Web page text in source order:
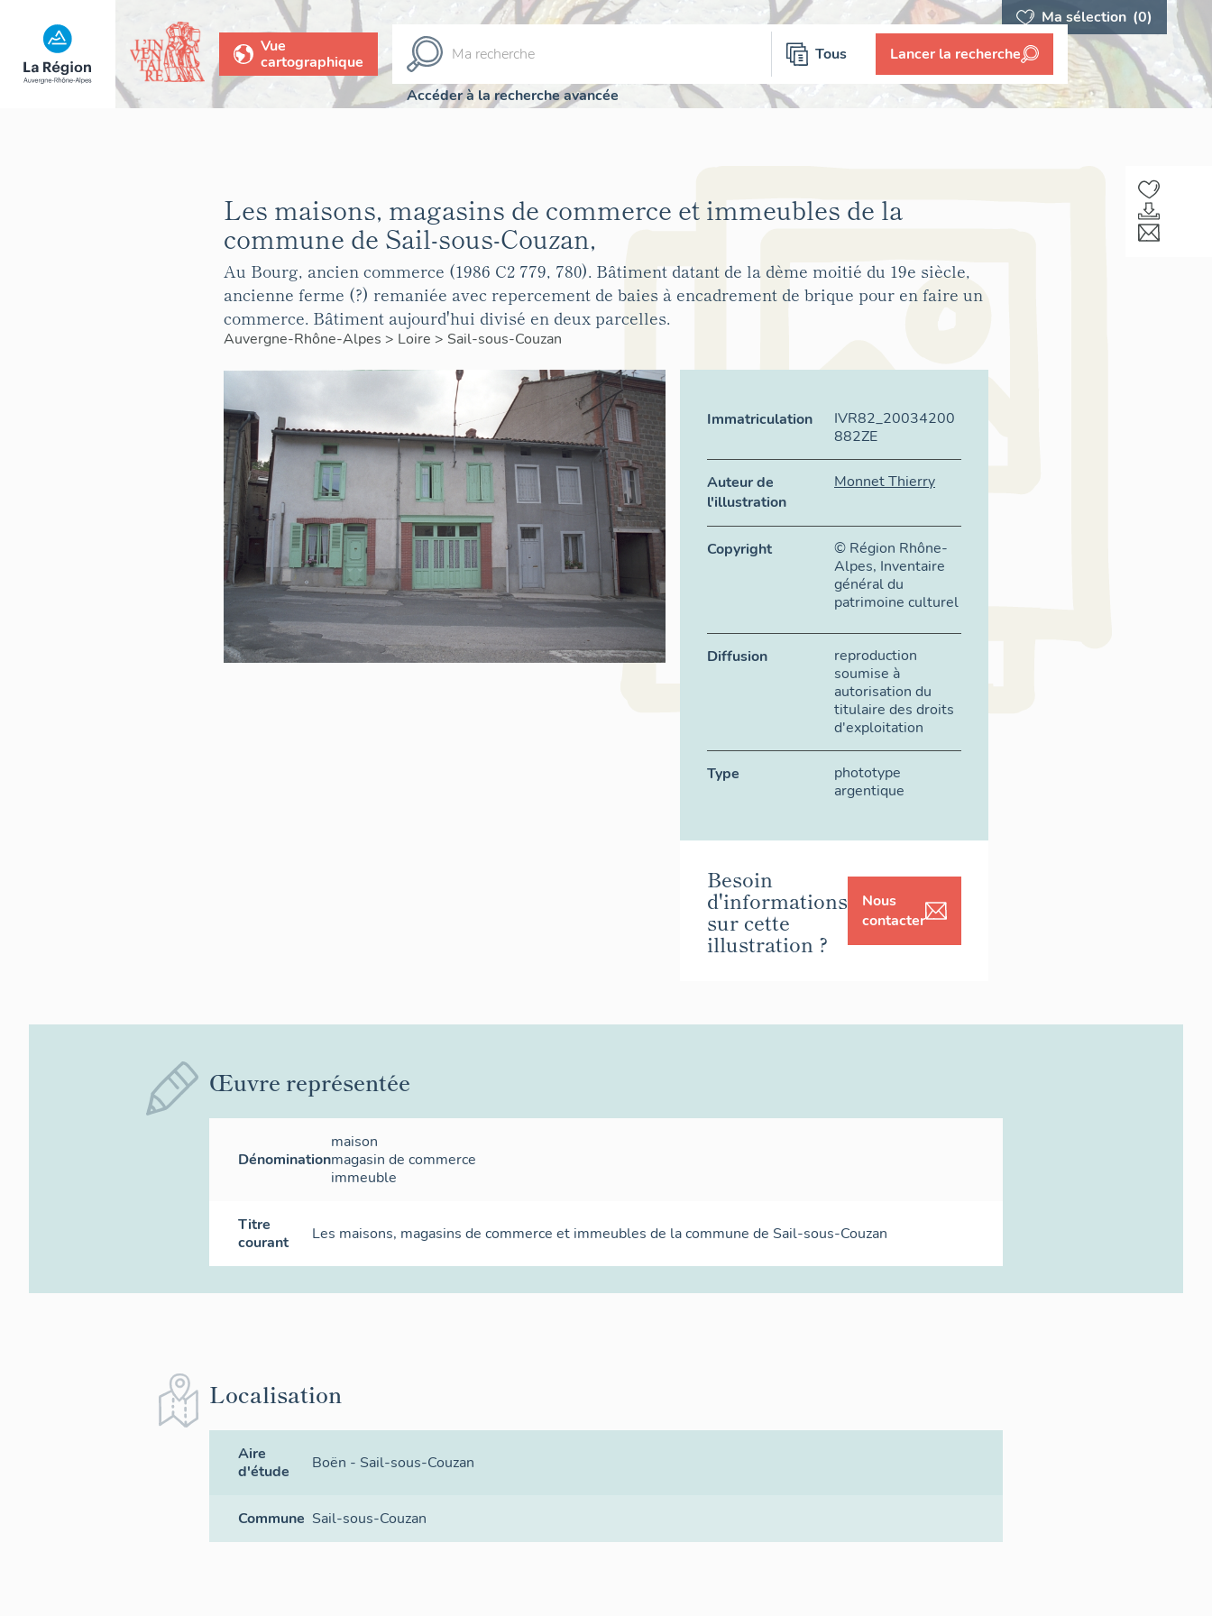
Ma sélection (0)
Vue
cartographique
Tous Lancer la recherche
Accéder à la recherche avancée
Les maisons, magasins de commerce et immeubles de la
commune de Sail-sous-Couzan,
Au Bourg, ancien commerce (1986 C2 779, 780). Bâtiment datant de la dème moitié du 19e siècle,
ancienne ferme (?) remaniée avec repercement de baies à encadrement de brique pour en faire un
commerce. Bâtiment aujourd'hui divisé en deux parcelles.
Auvergne-Rhône-Alpes > Loire > Sail-sous-Couzan
Immatriculation
IVR82_20034200
882ZE
Auteur de
l'illustration
Monnet Thierry
Copyright
© Région Rhône-
Alpes, Inventaire
général du
patrimoine culturel
Diffusion
reproduction
soumise à
autorisation du
titulaire des droits
d'exploitation
Type
phototype
argentique
Besoin
d'informations
sur cette
illustration ?
Nous
contacter
Œuvre représentée
Dénomination
maison
magasin de commerce
immeuble
Titre
courant
Les maisons, magasins de commerce et immeubles de la commune de Sail-sous-Couzan
Localisation
Aire
d'étude
Boën - Sail-sous-Couzan
Commune Sail-sous-Couzan